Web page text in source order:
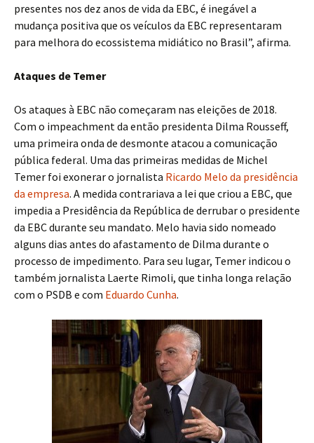
presentes nos dez anos de vida da EBC, é inegável a
mudança positiva que os veículos da EBC representaram
para melhora do ecossistema midiático no Brasil”, afirma.
Ataques de Temer
Os ataques à EBC não começaram nas eleições de 2018.
Com o impeachment da então presidenta Dilma Rousseff,
uma primeira onda de desmonte atacou a comunicação
pública federal. Uma das primeiras medidas de Michel
Temer foi exonerar o jornalista Ricardo Melo da presidência
da empresa. A medida contrariava a lei que criou a EBC, que
impedia a Presidência da República de derrubar o presidente
da EBC durante seu mandato. Melo havia sido nomeado
alguns dias antes do afastamento de Dilma durante o
processo de impedimento. Para seu lugar, Temer indicou o
também jornalista Laerte Rimoli, que tinha longa relação
com o PSDB e com Eduardo Cunha.